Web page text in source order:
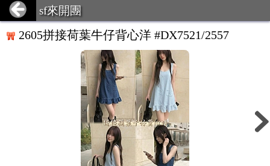
sf來開團
2605拼接荷葉牛仔背心洋 #DX7521/2557